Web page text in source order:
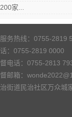
家...
务热线：0755-2819
：0755-2819 0000
电话：0755-2813
邮箱：
街道民治社区万众城